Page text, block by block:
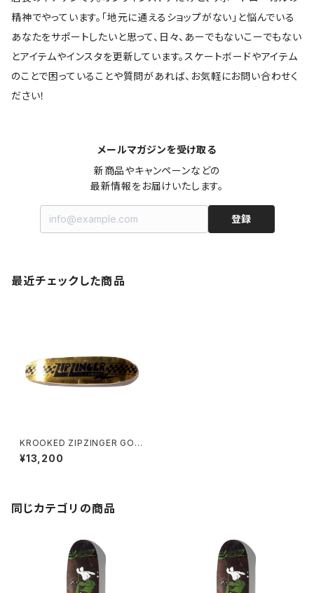
精神でやっています。「地元に通えるショップがない」と悩んでいる
あなたをサポートしたいと思って、日々、あーでもないこーでもない
とアイテムやインスタを更新しています。スケートボードやアイテム
のことで困っていることや質問があれば、お気軽にお問い合わせく
ださい！
メールマガジンを受け取る
新商品やキャンペーンなどの
最新情報をお届けいたします。
登録
最近チェックした商品
KROOKED ZIPZINGER GOL
D 7.75インチ
¥13,200
同じカテゴリの商品